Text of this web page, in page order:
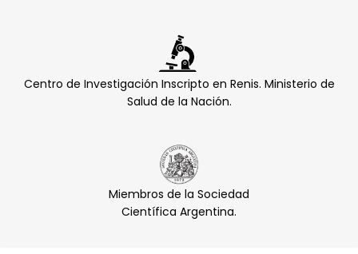
Centro de Investigación Inscripto en Renis. Ministerio de
Salud de la Nación.
Miembros de la Sociedad
Científica Argentina.